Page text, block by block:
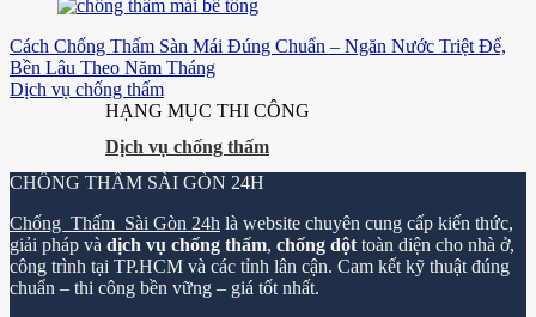
Cách Chống Thấm Sàn Mái Đúng Chuẩn – Ngăn Nước Triệt Để,
Bền Lâu Theo Năm Tháng
Dịch vụ chống thấm
HẠNG MỤC THI CÔNG
Dịch vụ chống thấm
CHỐNG THẤM SÀI GÒN 24H
Chống Thấm Sài Gòn 24h là website chuyên cung cấp kiến thức,
giải pháp và dịch vụ chống thấm, chống dột toàn diện cho nhà ở,
công trình tại TP.HCM và các tỉnh lân cận. Cam kết kỹ thuật đúng
chuẩn – thi công bền vững – giá tốt nhất.